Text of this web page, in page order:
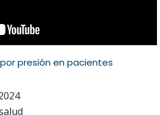
presión en pacientes